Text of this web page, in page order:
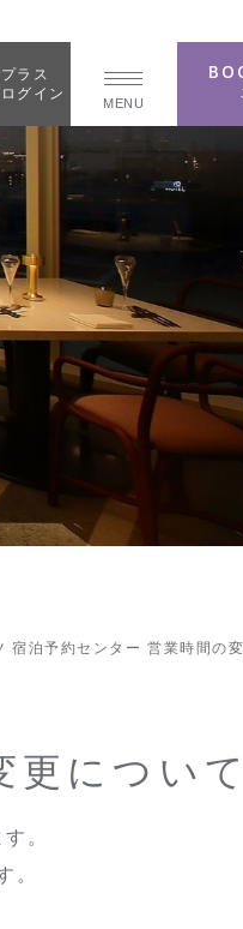
ラス
グイン
MENU
宿泊予約センター 営業時間の
について
。
。